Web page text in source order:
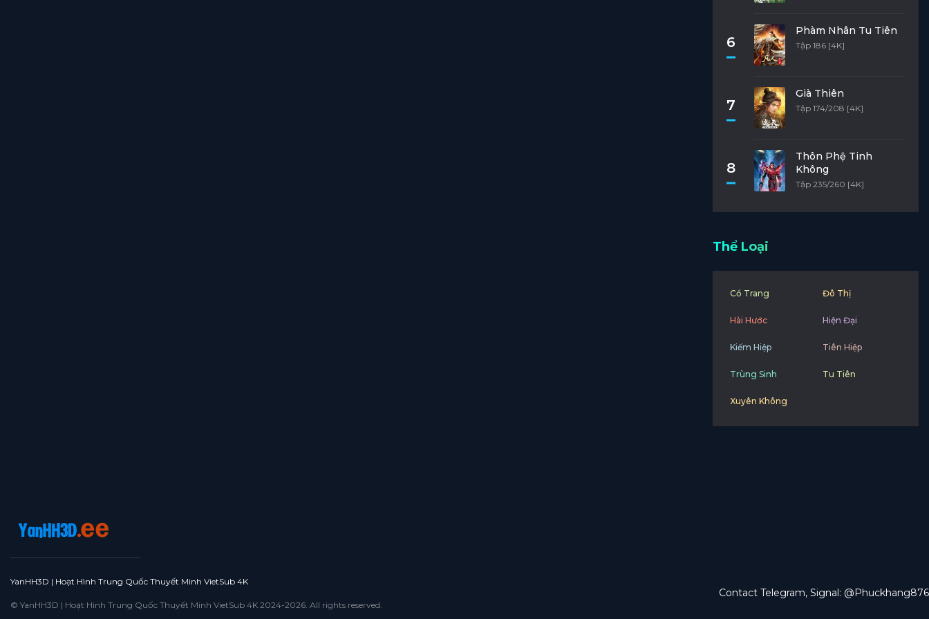
6
Phàm Nhân Tu Tiên
Tập 186 [4K]
7
Già Thiên
Tập 174/208 [4K]
8
Thôn Phệ Tinh
Không
Tập 235/260 [4K]
Thể Loại
Cổ Trang Đô Thị
Hài Hước Hiện Đại
Kiếm Hiệp Tiên Hiệp
Trùng Sinh Tu Tiên
Xuyên Không
YanHH3D | Hoạt Hình Trung Quốc Thuyết Minh VietSub 4K
Contact Telegram, Signal: @Phuckhang876
© YanHH3D | Hoạt Hình Trung Quốc Thuyết Minh VietSub 4K 2024-2026. All rights reserved.